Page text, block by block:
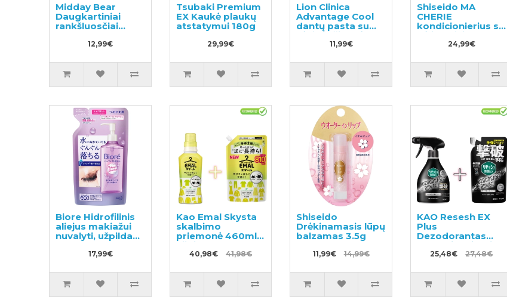
Midday Bear
Daugkartiniai
rankšluosčiai
12,99€
Tsubaki Premium
EX Kaukė plaukų
atstatymui 180g
29,99€
Lion Clinica
Advantage Cool
dantų pasta su
vėsinančio mėtų
skonio 130g
11,99€
Shiseido MA
CHERIE
kondicionierius su
gėlių-vaisių kvapu
24,99€
Biore Hidrofilinis
aliejus makiažui
nuvalyti, užpildas
17,99€
Kao Emal Skysta
skalbimo
priemonė 460ml +
užpildas 810ml
40,98€ 41,98€
Shiseido
Drėkinamasis lūpų
balzamas 3.5g
11,99€ 14,99€
KAO Resesh EX
Plus
Dezodorantas
neutralizuojantis
nemalonų kvapą
darbo drabužiams
360ml + užpildas
25,48€ 27,48€